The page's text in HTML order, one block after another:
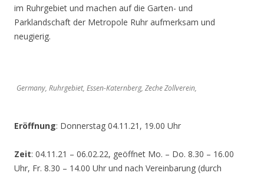
im Ruhrgebiet und machen auf die Garten- und
Parklandschaft der Metropole Ruhr aufmerksam und
neugierig.
Germany, Ruhrgebiet, Essen-Katernberg, Zeche Zollverein,
Eröffnung: Donnerstag 04.11.21, 19.00 Uhr
Zeit: 04.11.21 – 06.02.22, geöffnet Mo. – Do. 8.30 – 16.00
Uhr, Fr. 8.30 – 14.00 Uhr und nach Vereinbarung (durch